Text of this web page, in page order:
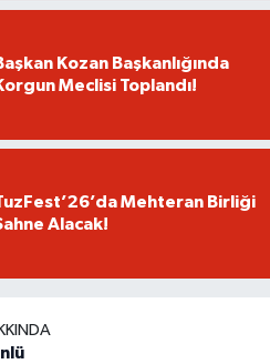
Kozan Başkanlığında
Meclisi Toplandı!
Mehteran Birliği
Alacak!